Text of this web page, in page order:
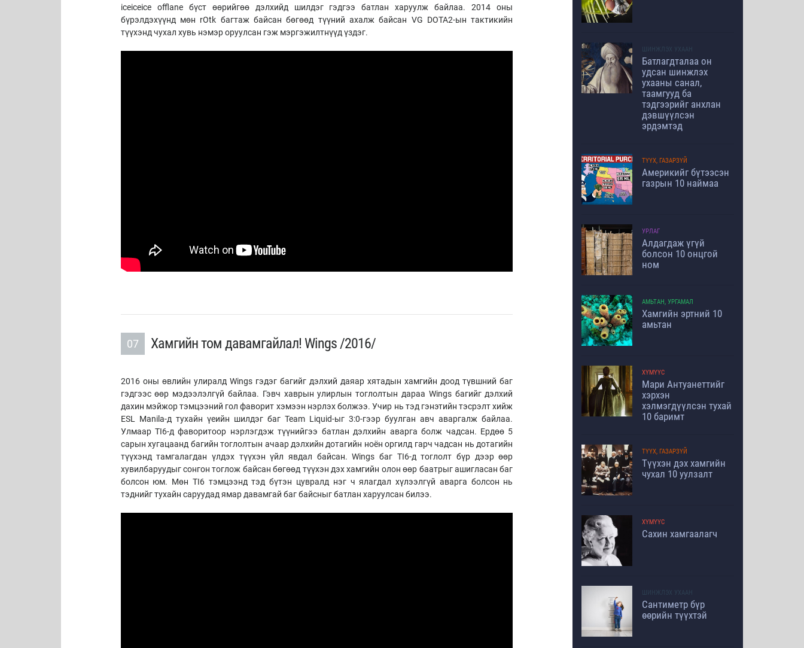
iceiceice offlane бүст өөрийгөө дэлхийд шилдэг гэдгээ батлан харуулж байлаа. 2014 оны
бүрэлдэхүүнд мөн rOtk багтаж байсан бөгөөд түүний ахалж байсан VG DOTA2-ын тактикийн
түүхэнд чухал хувь нэмэр оруулсан гэж мэргэжилтнүүд үздэг.
07 Хамгийн том давамгайлал! Wings /2016/
2016 оны өвлийн улиралд Wings гэдэг багийг дэлхий даяар хятадын хамгийн доод түвшний баг
гэдгээс өөр мэдээлэлгүй байлаа. Гэвч хаврын улирлын тоглолтын дараа Wings багийг дэлхий
дахин мэйжор тэмцээний гол фаворит хэмээн нэрлэх болжээ. Учир нь тэд гэнэтийн тэсрэлт хийж
ESL Manila-д тухайн үеийн шилдэг баг Team Liquid-ыг 3:0-гээр буулган авч аваргалж байлаа.
Улмаар TI6-д фаворитоор нэрлэгдэж түүнийгээ батлан дэлхийн аварга болж чадсан. Ердөө 5
сарын хугацаанд багийн тоглолтын ачаар дэлхийн дотагийн ноён оргилд гарч чадсан нь дотагийн
түүхэнд тамгалагдан үлдэх түүхэн үйл явдал байсан. Wings баг TI6-д тоглолт бүр дээр өөр
хувилбаруудыг сонгон тоглож байсан бөгөөд түүхэн дэх хамгийн олон өөр баатрыг ашигласан баг
болсон юм. Мөн TI6 тэмцээнд тэд бүтэн цувралд нэг ч ялагдал хүлээлгүй аварга болсон нь
тэднийг тухайн саруудад ямар давамгай баг байсныг батлан харуулсан билээ.
ШИНЖЛЭХ УХААН
Батлагдталаа он
удсан шинжлэх
ухааны санал,
таамгууд ба
тэдгээрийг анхлан
дэвшүүлсэн
эрдэмтэд
ТҮҮХ, ГАЗАРЗҮЙ
Америкийг бүтээсэн
газрын 10 наймаа
УРЛАГ
Алдагдаж үгүй
болсон 10 онцгой
ном
АМЬТАН, УРГАМАЛ
Хамгийн эртний 10
амьтан
ХҮМҮҮС
Мари Антуанеттийг
хэрхэн
хэлмэгдүүлсэн тухай
10 баримт
ТҮҮХ, ГАЗАРЗҮЙ
Түүхэн дэх хамгийн
чухал 10 уулзалт
ХҮМҮҮС
Сахин хамгаалагч
ШИНЖЛЭХ УХААН
Сантиметр бүр
өөрийн түүхтэй